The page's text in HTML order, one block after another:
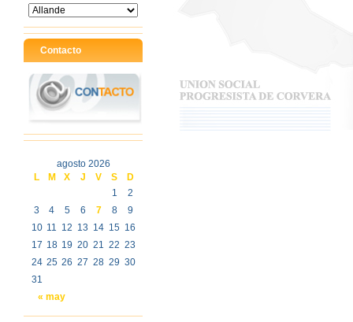
Contacto
agosto 2026
L
M X J V S D
« may
1
2
3
4 5 6 7 8
9
10 11 12 13 14 15 16
17 18 19 20 21 22 23
24 25 26 27 28 29 30
31